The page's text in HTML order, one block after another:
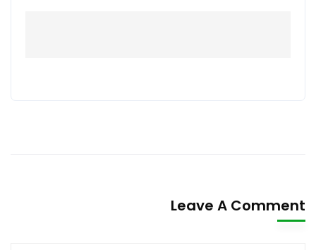
Leave A Comment